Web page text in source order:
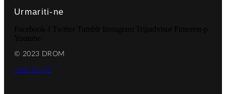
Urmariti-ne
© 2023 DROM
web design